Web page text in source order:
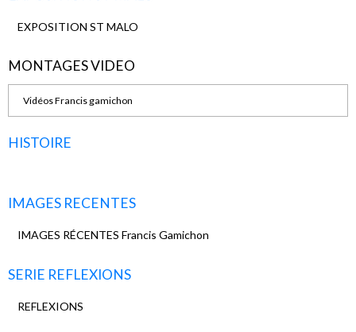
EXPOSITION ST MALO
MONTAGES VIDEO
Vidéos Francis gamichon
HISTOIRE
IMAGES RECENTES
IMAGES RÉCENTES Francis Gamichon
SERIE REFLEXIONS
REFLEXIONS